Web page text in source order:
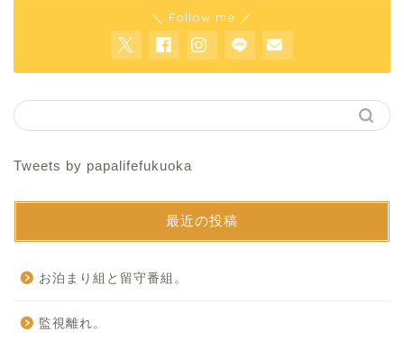
＼ Follow me ／
Tweets by papalifefukuoka
最近の投稿
お泊まり組と留守番組。
監視離れ。